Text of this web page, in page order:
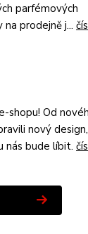
parfémových
prodejně j...
shopu! Od
nový design,
nás bude líbit.